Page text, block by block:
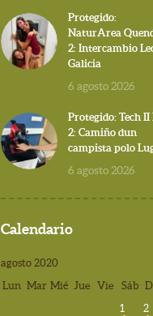
Protegido:
NaturArea
2: Intercambio
Galicia
6 agosto 2026
Protegido: Tech II
2: Camiño dun
campista polo
6 agosto 2026
Calendario
agosto 2020
Lun Mar Mié Jue Vie Sáb
1
2